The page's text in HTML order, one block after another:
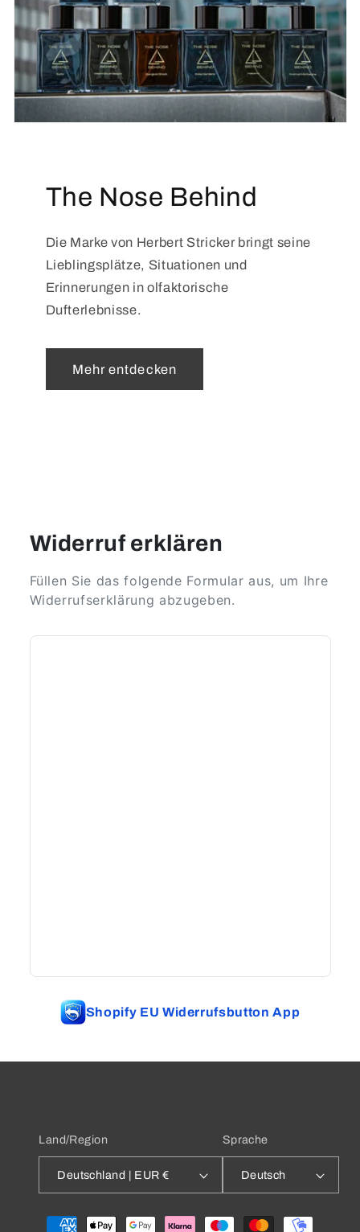
The Nose Behind
Die Marke von Herbert Stricker bringt seine
Lieblingsplätze, Situationen und
Erinnerungen in olfaktorische
Dufterlebnisse.
Mehr entdecken
Widerruf erklären
Füllen Sie das folgende Formular aus, um Ihre
Widerrufserklärung abzugeben.
Shopify EU Widerrufsbutton App
Land/Region
Deutschland | EUR €
Sprache
Deutsch
Zahlungsmethoden